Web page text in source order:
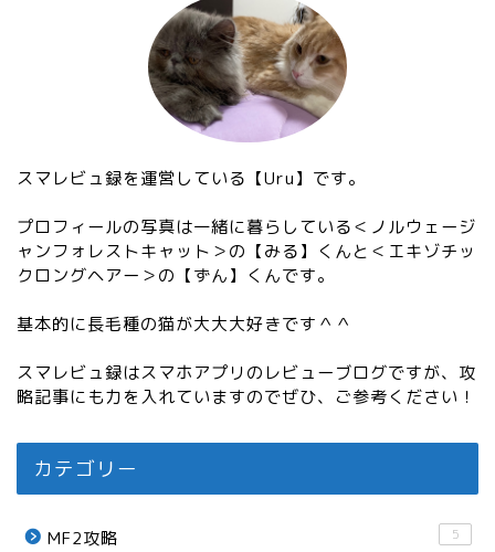
スマレビュ録を運営している【Uru】です。
プロフィールの写真は一緒に暮らしている＜ノルウェージ
ャンフォレストキャット＞の【みる】くんと＜エキゾチッ
クロングヘアー＞の【ずん】くんです。
基本的に長毛種の猫が大大大好きです＾＾
スマレビュ録はスマホアプリのレビューブログですが、攻
略記事にも力を入れていますのでぜひ、ご参考ください！
カテゴリー
MF2攻略 5